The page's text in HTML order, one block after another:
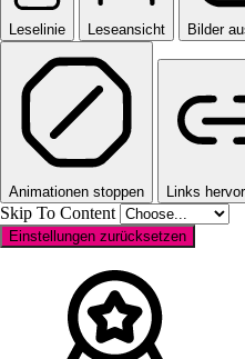
Leselinie Leseansicht Bilder
Animationen stoppen Links
Skip To Content
Einstellungen zurücksetzen